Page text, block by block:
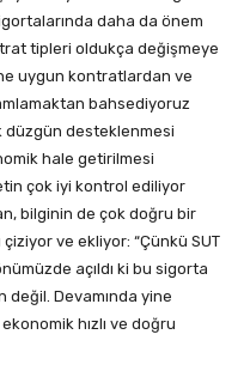
daha da önem
tipleri oldukça değişmeye
uygun kontratlardan ve
bahsediyoruz
düzgün desteklenmesi
hale getirilmesi
çok iyi kontrol ediliyor
bilginin de çok doğru bir
ve ekliyor: “Çünkü SUT
açıldı ki bu sigorta
Devamında yine
hızlı ve doğru